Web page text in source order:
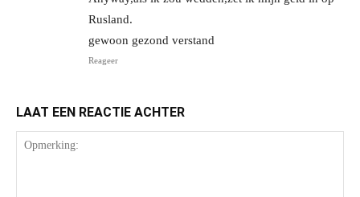
Rusland.
gewoon gezond verstand
Reageer
LAAT EEN REACTIE ACHTER